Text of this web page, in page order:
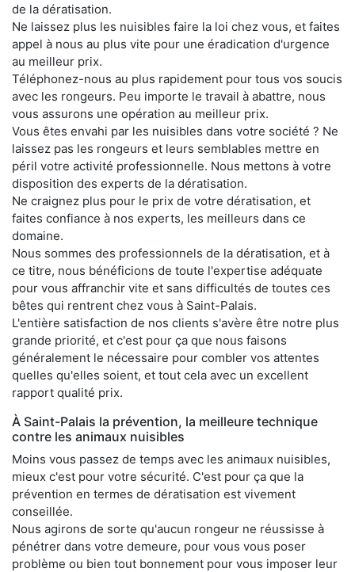
de la dératisation.
Ne laissez plus les nuisibles faire la loi chez vous, et faites
appel à nous au plus vite pour une éradication d'urgence
au meilleur prix.
Téléphonez-nous au plus rapidement pour tous vos soucis
avec les rongeurs. Peu importe le travail à abattre, nous
vous assurons une opération au meilleur prix.
Vous êtes envahi par les nuisibles dans votre société ? Ne
laissez pas les rongeurs et leurs semblables mettre en
péril votre activité professionnelle. Nous mettons à votre
disposition des experts de la dératisation.
Ne craignez plus pour le prix de votre dératisation, et
faites confiance à nos experts, les meilleurs dans ce
domaine.
Nous sommes des professionnels de la dératisation, et à
ce titre, nous bénéficions de toute l'expertise adéquate
pour vous affranchir vite et sans difficultés de toutes ces
bêtes qui rentrent chez vous à Saint-Palais.
L'entière satisfaction de nos clients s'avère être notre plus
grande priorité, et c'est pour ça que nous faisons
généralement le nécessaire pour combler vos attentes
quelles qu'elles soient, et tout cela avec un excellent
rapport qualité prix.
À Saint-Palais la prévention, la meilleure technique
contre les animaux nuisibles
Moins vous passez de temps avec les animaux nuisibles,
mieux c'est pour votre sécurité. C'est pour ça que la
prévention en termes de dératisation est vivement
conseillée.
Nous agirons de sorte qu'aucun rongeur ne réussisse à
pénétrer dans votre demeure, pour vous vous poser
problème ou bien tout bonnement pour vous imposer leur